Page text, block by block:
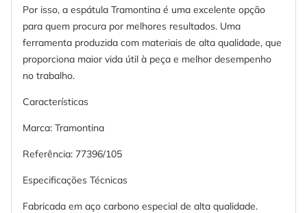
Por isso, a espátula Tramontina é uma excelente opção
para quem procura por melhores resultados. Uma
ferramenta produzida com materiais de alta qualidade, que
proporciona maior vida útil à peça e melhor desempenho
no trabalho.
Características
Marca: Tramontina
Referência: 77396/105
Especificações Técnicas
Fabricada em aço carbono especial de alta qualidade.